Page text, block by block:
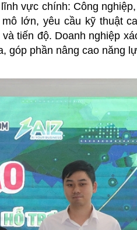
vực chính: Công
lớn, yêu cầu kỹ thuật
tiến độ. Doanh nghiệp
góp phần nâng cao năng